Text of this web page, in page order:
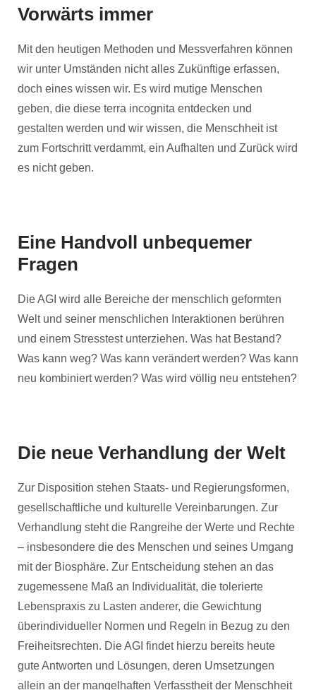
Vorwärts immer
Mit den heutigen Methoden und Messverfahren können
wir unter Umständen nicht alles Zukünftige erfassen,
doch eines wissen wir. Es wird mutige Menschen
geben, die diese terra incognita entdecken und
gestalten werden und wir wissen, die Menschheit ist
zum Fortschritt verdammt, ein Aufhalten und Zurück wird
es nicht geben.
Eine Handvoll unbequemer
Fragen
Die AGI wird alle Bereiche der menschlich geformten
Welt und seiner menschlichen Interaktionen berühren
und einem Stresstest unterziehen. Was hat Bestand?
Was kann weg? Was kann verändert werden? Was kann
neu kombiniert werden? Was wird völlig neu entstehen?
Die neue Verhandlung der Welt
Zur Disposition stehen Staats- und Regierungsformen,
gesellschaftliche und kulturelle Vereinbarungen. Zur
Verhandlung steht die Rangreihe der Werte und Rechte
– insbesondere die des Menschen und seines Umgang
mit der Biosphäre. Zur Entscheidung stehen an das
zugemessene Maß an Individualität, die tolerierte
Lebenspraxis zu Lasten anderer, die Gewichtung
überindividueller Normen und Regeln in Bezug zu den
Freiheitsrechten. Die AGI findet hierzu bereits heute
gute Antworten und Lösungen, deren Umsetzungen
allein an der mangelhaften Verfasstheit der Menschheit